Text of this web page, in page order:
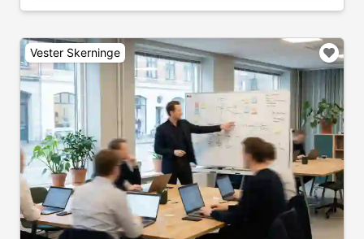
Vester Skerninge